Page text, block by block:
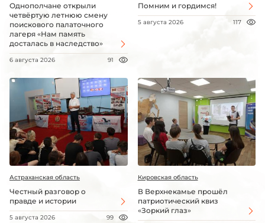
Однополчане открыли
четвёртую летнюю смену
поискового палаточного
лагеря «Нам память
досталась в наследство»
6 августа 2026 91
Помним и гордимся!
5 августа 2026 117
Астраханская область
Честный разговор о
правде и истории
5 августа 2026 99
Кировская область
В Верхнекамье прошёл
патриотический квиз
«Зоркий глаз»